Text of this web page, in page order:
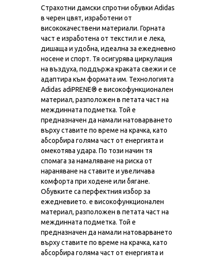
Страхотни дамски спротни обувки Adidas
в черен цвят, изработени от
висококачествени материали. Горната
част е изработена от текстил и е лека,
дишаща и удобна, идеална за ежедневно
носене и спорт. Тя осигурява циркулация
на въздуха, поддържа краката свежи и се
адаптира към формата им. Технологията
Аdidas adiPRENE® е високофункционален
материал, разположен в петата част на
междинната подметка. Той е
предназначен да намали натоварването
върху ставите по време на крачка, като
абсорбира голяма част от енергията и
омекотява удара. По този начин тя
спомага за намаляване на риска от
нараняване на ставите и увеличава
комфорта при ходене или бягане.
Обувките са перфектния избор за
ежедневието. е високофункционален
материал, разположен в петата част на
междинната подметка. Той е
предназначен да намали натоварването
върху ставите по време на крачка, като
абсорбира голяма част от енергията и